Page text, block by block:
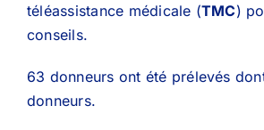
téléassistance médicale (TMC)
conseils.
63 donneurs ont été prélevés
donneurs.